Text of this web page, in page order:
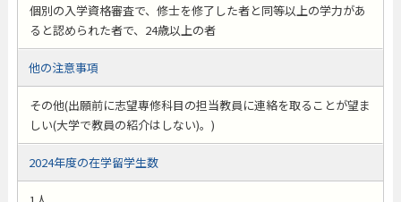
個別の入学資格審査で、修士を修了した者と同等以上の学力があ
ると認められた者で、24歳以上の者
他の注意事項
その他(出願前に志望専修科目の担当教員に連絡を取ることが望ま
しい(大学で教員の紹介はしない)。)
2024年度の在学留学生数